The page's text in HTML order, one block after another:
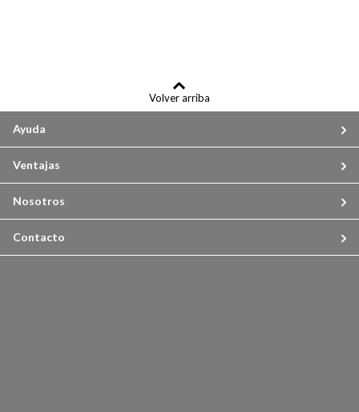
Volver arriba
Ayuda
Ventajas
Nosotros
Contacto